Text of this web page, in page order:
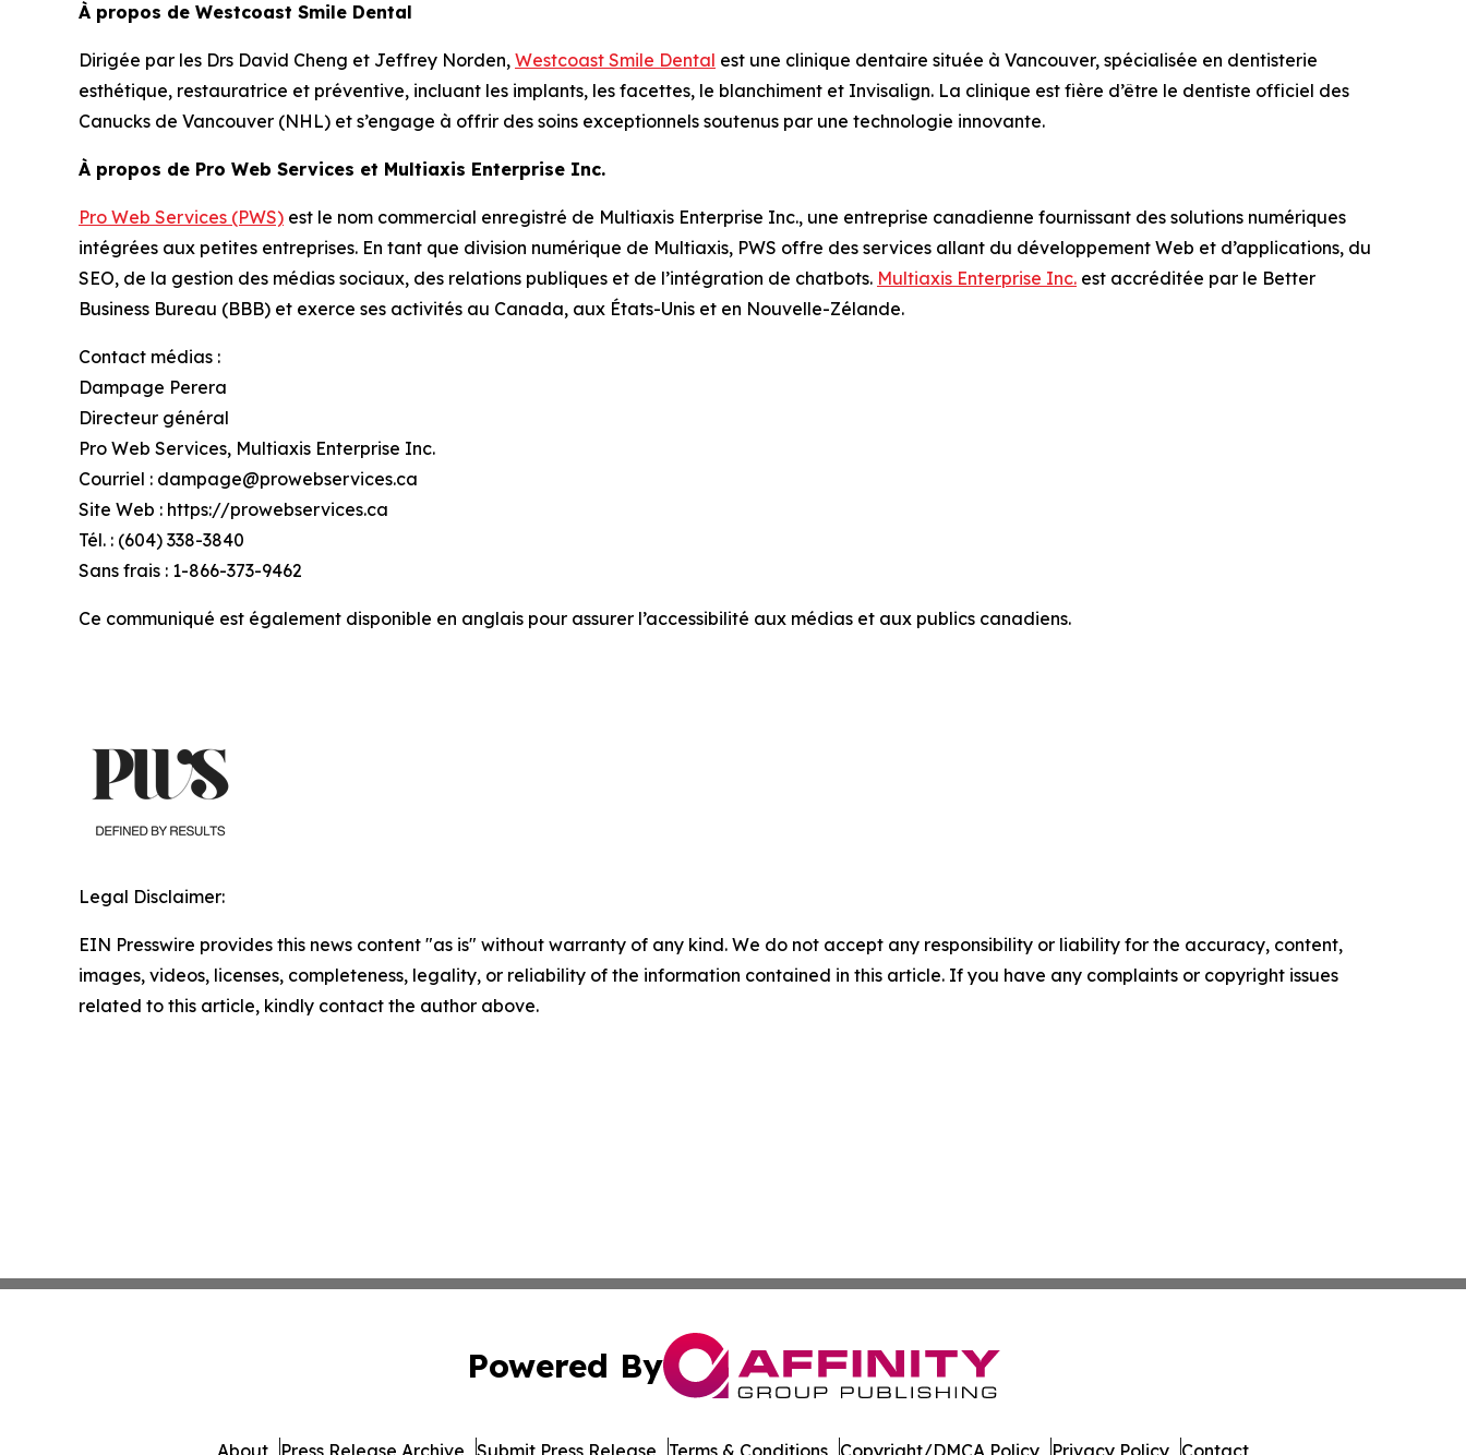
À propos de Westcoast Smile Dental
Dirigée par les Drs David Cheng et Jeffrey Norden, Westcoast Smile Dental est une clinique dentaire située à Vancouver, spécialisée en dentisterie
esthétique, restauratrice et préventive, incluant les implants, les facettes, le blanchiment et Invisalign. La clinique est fière d’être le dentiste officiel des
Canucks de Vancouver (NHL) et s’engage à offrir des soins exceptionnels soutenus par une technologie innovante.
À propos de Pro Web Services et Multiaxis Enterprise Inc.
Pro Web Services (PWS) est le nom commercial enregistré de Multiaxis Enterprise Inc., une entreprise canadienne fournissant des solutions numériques
intégrées aux petites entreprises. En tant que division numérique de Multiaxis, PWS offre des services allant du développement Web et d’applications, du
SEO, de la gestion des médias sociaux, des relations publiques et de l’intégration de chatbots. Multiaxis Enterprise Inc. est accréditée par le Better
Business Bureau (BBB) et exerce ses activités au Canada, aux États-Unis et en Nouvelle-Zélande.
Contact médias :
Dampage Perera
Directeur général
Pro Web Services, Multiaxis Enterprise Inc.
Courriel : dampage@prowebservices.ca
Site Web : https://prowebservices.ca
Tél. : (604) 338-3840
Sans frais : 1-866-373-9462
Ce communiqué est également disponible en anglais pour assurer l’accessibilité aux médias et aux publics canadiens.
Legal Disclaimer:
EIN Presswire provides this news content "as is" without warranty of any kind. We do not accept any responsibility or liability for the accuracy, content,
images, videos, licenses, completeness, legality, or reliability of the information contained in this article. If you have any complaints or copyright issues
related to this article, kindly contact the author above.
Powered By